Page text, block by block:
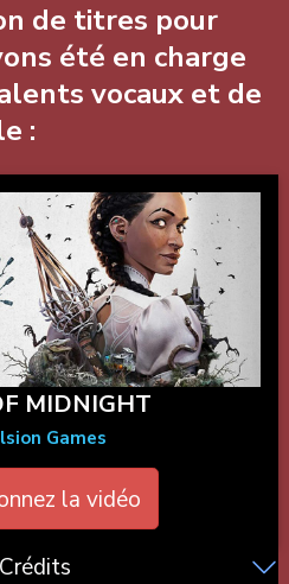
de titres pour
été en charge
vocaux et de
:
MIDNIGHT
Games
la vidéo
Crédits